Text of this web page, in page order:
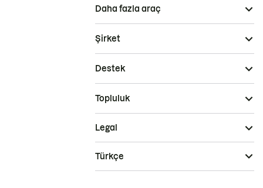
Daha fazla araç
Şirket
Destek
Topluluk
Legal
Türkçe